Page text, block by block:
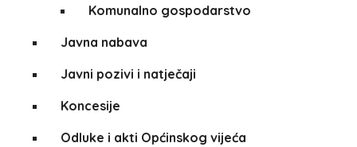
Komunalno gospodarstvo
Javna nabava
Javni pozivi i natječaji
Koncesije
Odluke i akti Općinskog vijeća